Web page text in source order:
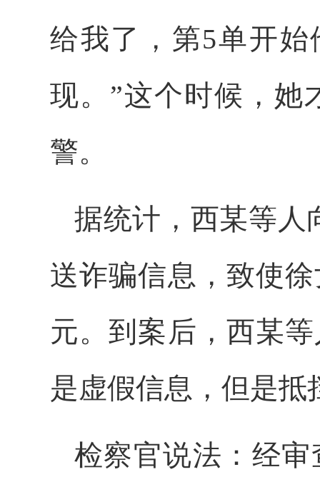
给我了，第5单开
现。”这个时候，她
警。
据统计，西某等人
送诈骗信息，致使
元。到案后，西某
是虚假信息，但是
检察官说法：经